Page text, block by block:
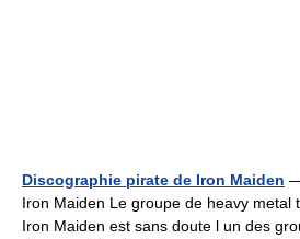
Discographie pirate de Iron Maiden
Iron Maiden Le groupe de heavy metal
Iron Maiden est sans doute l un des